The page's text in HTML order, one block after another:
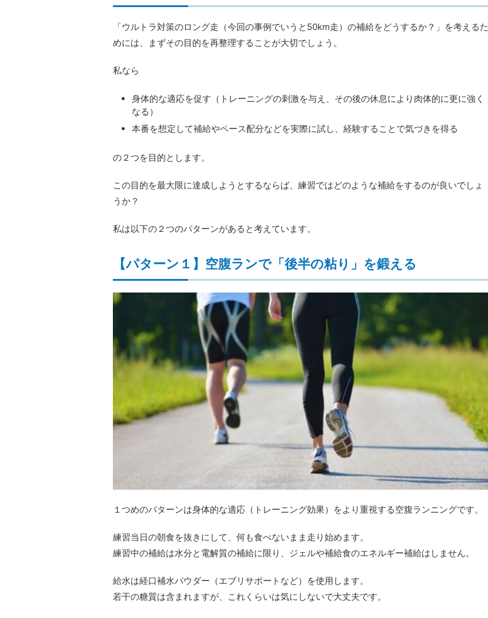
「ウルトラ対策のロング走（今回の事例でいうと50km走）の補給をどうするか？」を考えるた
めには、まずその目的を再整理することが大切でしょう。
私なら
身体的な適応を促す（トレーニングの刺激を与え、その後の休息により肉体的に更に強く
なる）
本番を想定して補給やペース配分などを実際に試し、経験することで気づきを得る
の２つを目的とします。
この目的を最大限に達成しようとするならば、練習ではどのような補給をするのが良いでしょ
うか？
私は以下の２つのパターンがあると考えています。
【パターン１】空腹ランで「後半の粘り」を鍛える
１つめのパターンは身体的な適応（トレーニング効果）をより重視する空腹ランニングです。
練習当日の朝食を抜きにして、何も食べないまま走り始めます。
練習中の補給は水分と電解質の補給に限り、ジェルや補給食のエネルギー補給はしません。
給水は経口補水パウダー（エブリサポートなど）を使用します。
若干の糖質は含まれますが、これくらいは気にしないで大丈夫です。